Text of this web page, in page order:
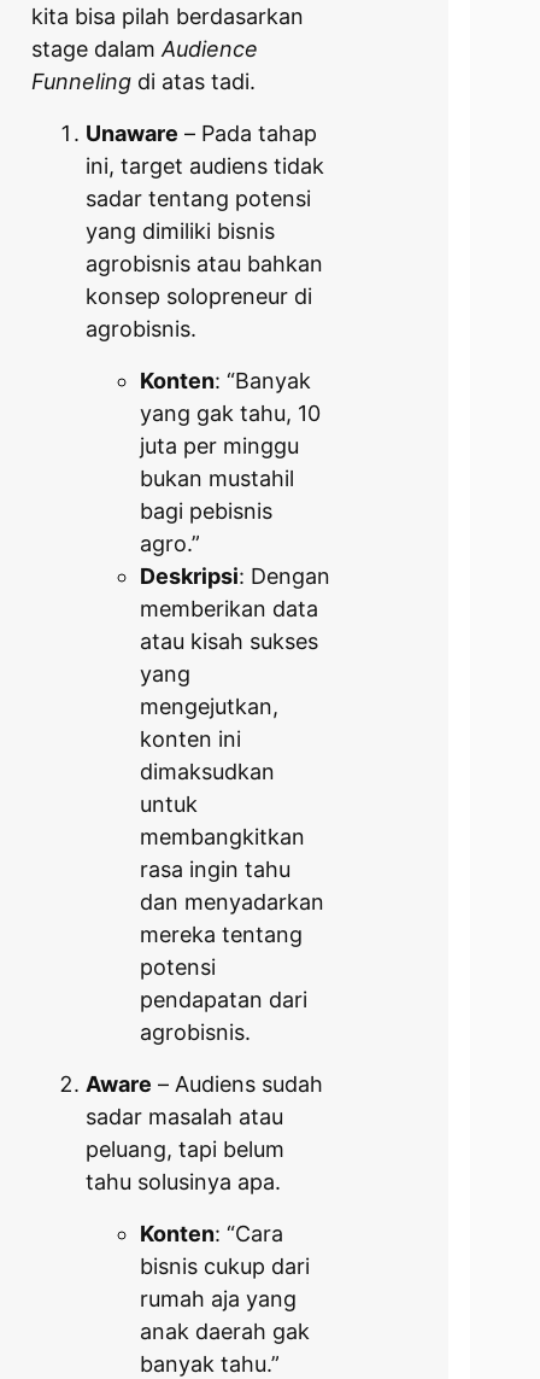
kita bisa pilah berdasarkan
stage dalam Audience
Funneling di atas tadi.
Unaware – Pada tahap
ini, target audiens tidak
sadar tentang potensi
yang dimiliki bisnis
agrobisnis atau bahkan
konsep solopreneur di
agrobisnis.
Konten: “Banyak
yang gak tahu, 10
juta per minggu
bukan mustahil
bagi pebisnis
agro.”
Deskripsi: Dengan
memberikan data
atau kisah sukses
yang
mengejutkan,
konten ini
dimaksudkan
untuk
membangkitkan
rasa ingin tahu
dan menyadarkan
mereka tentang
potensi
pendapatan dari
agrobisnis.
Aware – Audiens sudah
sadar masalah atau
peluang, tapi belum
tahu solusinya apa.
Konten: “Cara
bisnis cukup dari
rumah aja yang
anak daerah gak
banyak tahu.”